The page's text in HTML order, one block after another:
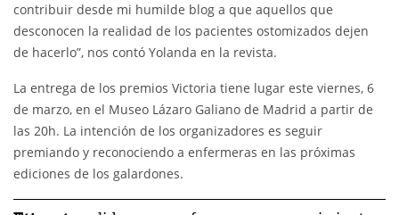
contribuir desde mi humilde blog a que aquellos que
desconocen la realidad de los pacientes ostomizados dejen
de hacerlo”, nos contó Yolanda en la revista.
La entrega de los premios Victoria tiene lugar este viernes, 6
de marzo, en el Museo Lázaro Galiano de Madrid a partir de
las 20h. La intención de los organizadores es seguir
premiando y reconociendo a enfermeras en las próximas
ediciones de los galardones.